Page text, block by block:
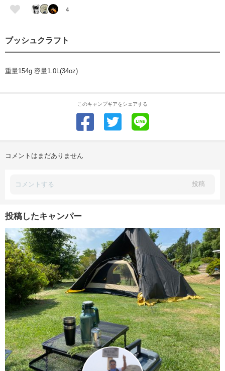
4
ブッシュクラフト
重量154g 容量1.0L(34oz)
このキャンプギアをシェアする
コメントはまだありません
投稿
投稿したキャンパー